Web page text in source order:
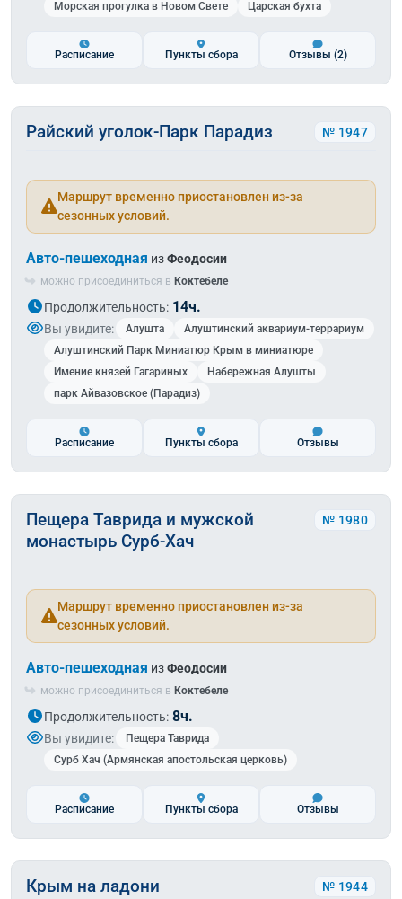
Морская прогулка в Новом Свете
Царская бухта
Расписание Пункты сбора Отзывы (2)
Райский уголок-Парк Парадиз № 1947
Маршрут временно приостановлен из-за
сезонных условий.
Авто-пешеходная изФеодосии
можно присоединиться в Коктебеле
Продолжительность: 14ч.
Вы увидите: Алушта
Алуштинский аквариум-террариум
Алуштинский Парк Миниатюр Крым в миниатюре
Имение князей Гагариных
Набережная Алушты
парк Айвазовское (Парадиз)
Расписание Пункты сбора Отзывы
Пещера Таврида и мужской
монастырь Сурб-Хач
№ 1980
Маршрут временно приостановлен из-за
сезонных условий.
Авто-пешеходная изФеодосии
можно присоединиться в Коктебеле
Продолжительность: 8ч.
Вы увидите:
Пещера Таврида
Сурб Хач (Армянская апостольская церковь)
Расписание Пункты сбора Отзывы
Крым на ладони № 1944